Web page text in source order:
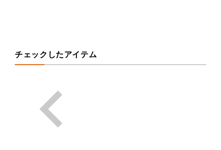
チェックしたアイテム